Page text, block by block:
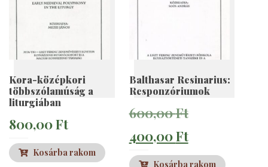
Kora-középkori
többszólamúság a
liturgiában
800,00Ft
Kosárba rakom
Balthasar Resinarius:
Responzóriumok
600,00FtOriginal
price
was:
400,00FtCurrent
price
Kosárba rakom